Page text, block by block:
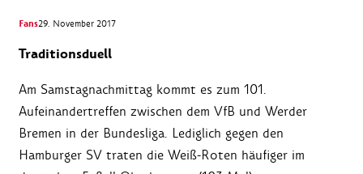
Fans29. November 2017
Traditionsduell
Am Samstagnachmittag kommt es zum 101.
Aufeinandertreffen zwischen dem VfB und Werder
Bremen in der Bundesliga. Lediglich gegen den
Hamburger SV traten die Weiß-Roten häufiger im